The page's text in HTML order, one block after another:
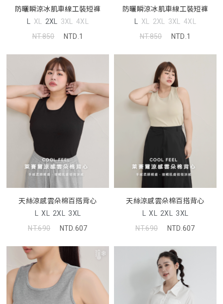
防曬瞬涼冰肌車線工裝短褲
L XL 2XL 3XL 4XL
NT.850
NTD.1
防曬瞬涼冰肌車線工裝短褲
L XL 2XL 3XL 4XL
NT.850
NTD.1
天絲涼感雲朵棉百搭背心
L XL 2XL 3XL
NT.690
NTD.607
天絲涼感雲朵棉百搭背心
L XL 2XL 3XL
NT.690
NTD.607